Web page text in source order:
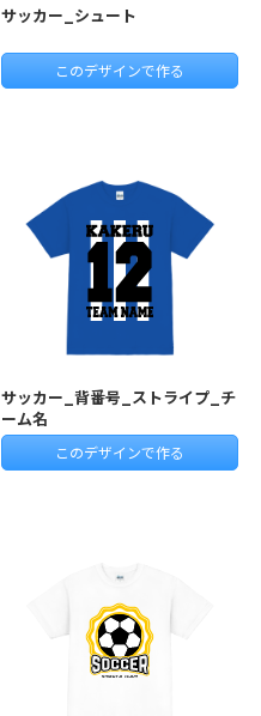
サッカー_シュート
このデザインで作る
サッカー_背番号_ストライプ_チ
ーム名
このデザインで作る